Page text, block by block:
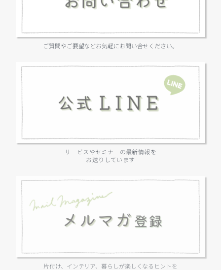
ご質問やご要望などお気軽にお問い合せください。
サービスやセミナーの最新情報を
お送りしています
片付け、インテリア、暮らしが楽しくなるヒントを